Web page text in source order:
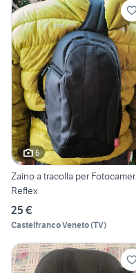
6
Zaino a tracolla per
Reflex
25 €
Castelfranco Veneto(TV)